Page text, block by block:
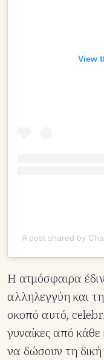
View
A post shared by
Η ατμόσφαιρα
αλληλεγγύη και
σκοπό αυτό,
γυναίκες από
να δώσουν τη δική